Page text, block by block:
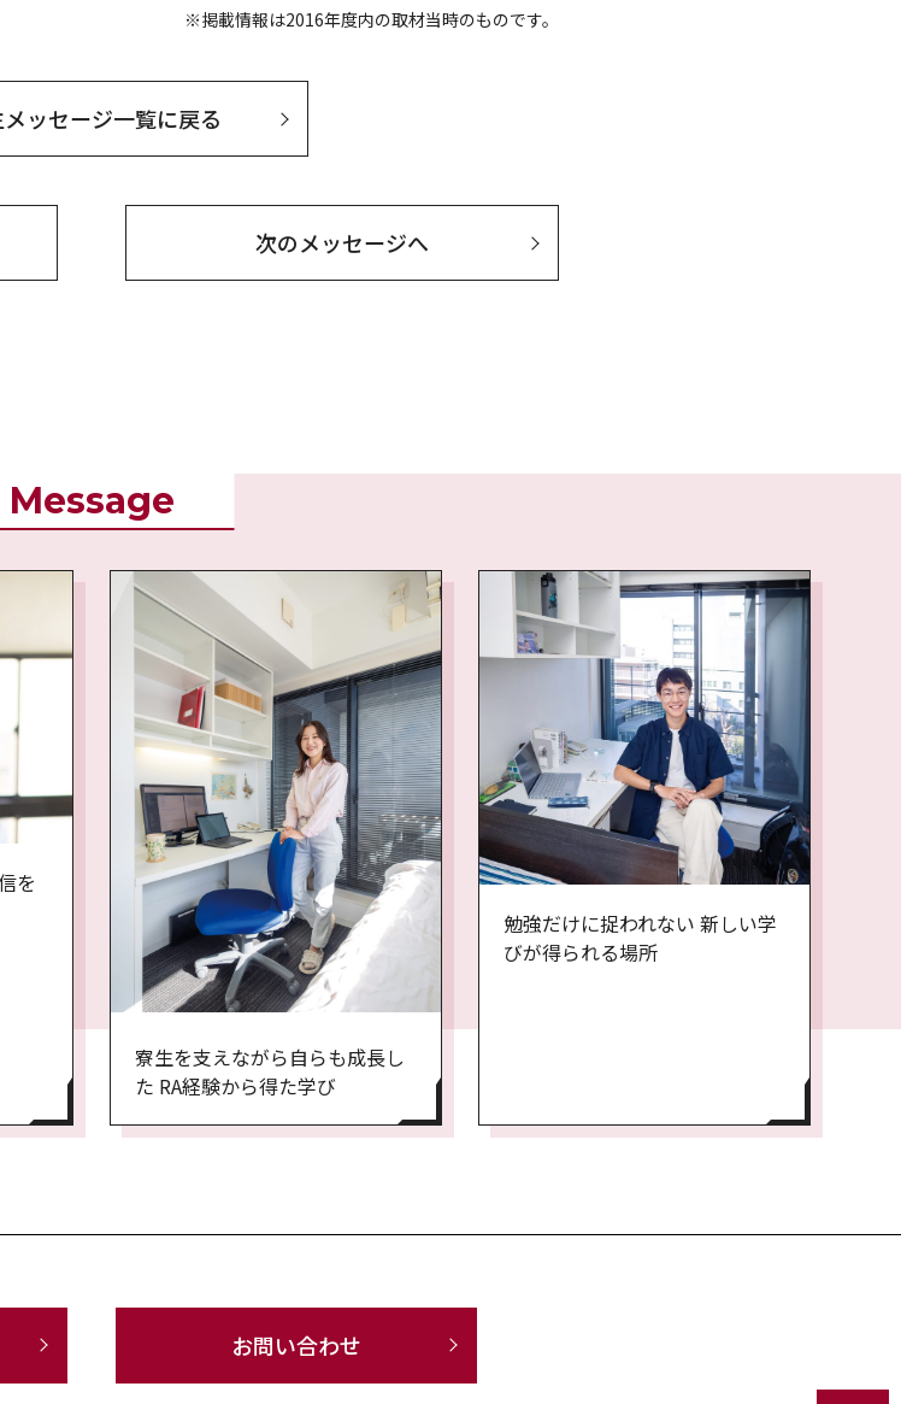
※掲載情報は2016年度内の取材当時のものです。
ッセージ一覧に戻る
次のメッセージへ
Message
を
寮生を支えながら自らも成長し
た RA経験から得た学び
勉強だけに捉われない 新しい学
びが得られる場所
お問い合わせ